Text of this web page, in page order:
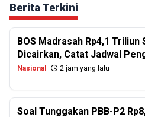
Berita Terkini
BOS Madrasah Rp4,1 Triliun
Dicairkan, Catat Jadwal
Nasional 2 jam yang lalu
Soal Tunggakan PBB-P2